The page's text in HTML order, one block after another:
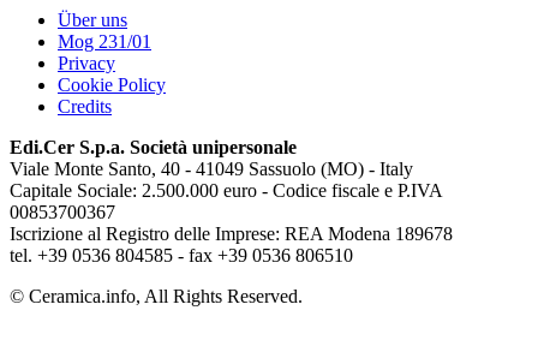
Über uns
Mog 231/01
Privacy
Cookie Policy
Credits
Edi.Cer S.p.a. Società unipersonale
Viale Monte Santo, 40 - 41049 Sassuolo (MO) - Italy
Capitale Sociale: 2.500.000 euro - Codice fiscale e P.IVA
00853700367
Iscrizione al Registro delle Imprese: REA Modena 189678
tel. +39 0536 804585 - fax +39 0536 806510
© Ceramica.info, All Rights Reserved.